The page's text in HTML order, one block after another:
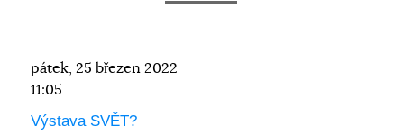
pátek, 25 březen 2022
11:05
Výstava SVĚT?